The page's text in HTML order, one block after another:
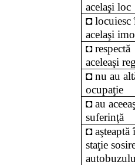
acelaşi loc
◘ locuiesc
acelaşi
◘ respectă
aceleaşi
◘ nu au
ocupaţie
◘ au
suferinţă
◘ aşteaptă
staţie